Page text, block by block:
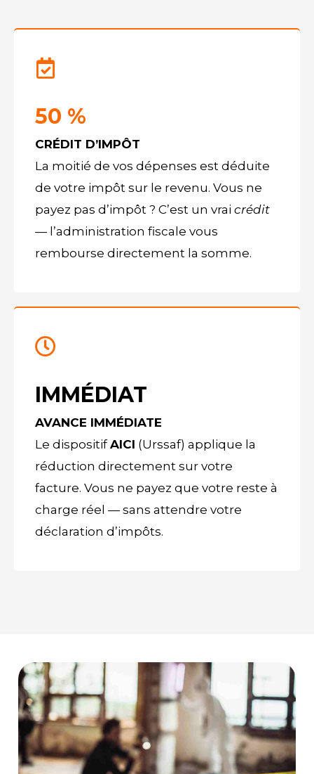
50 %
CRÉDIT D’IMPÔT
La moitié de vos dépenses est déduite
de votre impôt sur le revenu. Vous ne
payez pas d’impôt ? C’est un vrai crédit
— l’administration fiscale vous
rembourse directement la somme.
IMMÉDIAT
AVANCE IMMÉDIATE
Le dispositifAICI (Urssaf) applique la
réduction directement sur votre
facture. Vous ne payez que votre reste à
charge réel — sans attendre votre
déclaration d’impôts.